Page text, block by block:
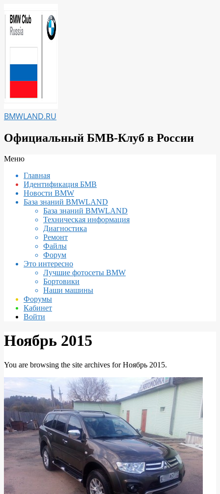
к
содержимому
BMWLAND.RU
Официальный БМВ-Клуб в России
Вторичное
навигации
Меню
Главная
Идентификация БМВ
Новости BMW
База знаний BMWLAND
База знаний BMWLAND
Техническая информация
Диагностика
Ремонт
Файлы
Форум
Это интересно
Лучшие фотосеты BMW
Бортовики
Наши машины
Форумы
Кабинет
Войти
Ноябрь 2015
You are browsing the site archives for Ноябрь 2015.